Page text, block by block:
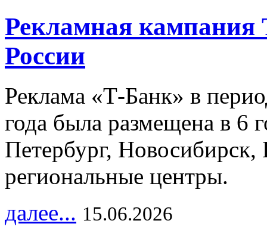
Рекламная кампания
России
Реклама «Т-Банк» в
года была размещена в 6
Петербург,
региональные центры.
далее... 15.06.2026